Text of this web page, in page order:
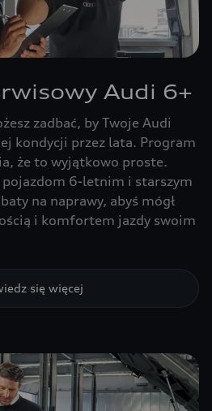
Audi 6+
zadbać, by Twoje Audi
kondycji przez lata. Program
że to wyjątkowo proste.
6-letnim i starszym
na naprawy, abyś mógł
i komfortem jazdy swoim
się więcej